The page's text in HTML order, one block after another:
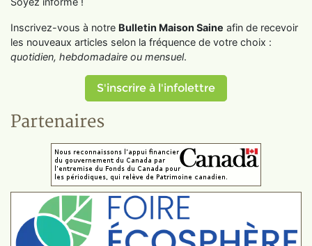
Inscrivez-vous à notre Bulletin Maison Saine afin de recevoir
les nouveaux articles selon la fréquence de votre choix :
quotidien, hebdomadaire ou mensuel.
S'inscrire à l'infolettre
Partenaires